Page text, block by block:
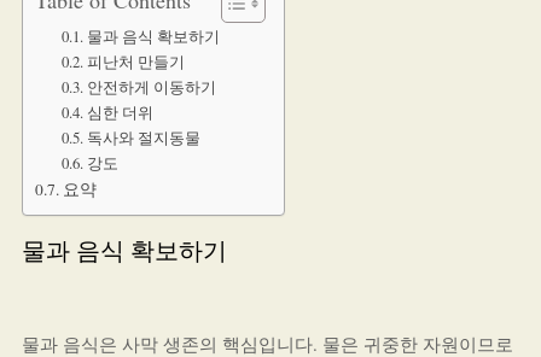
물과 음식 확보하기
피난처 만들기
안전하게 이동하기
심한 더위
독사와 절지동물
강도
요약
물과 음식 확보하기
물과 음식은 사막 생존의 핵심입니다. 물은 귀중한 자원이므로